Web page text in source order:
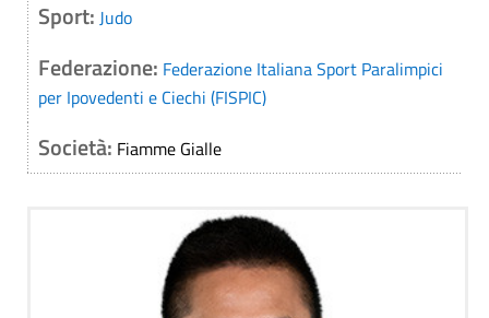
Sport: Judo
Federazione: Federazione Italiana Sport Paralimpici
per Ipovedenti e Ciechi (FISPIC)
Società: Fiamme Gialle